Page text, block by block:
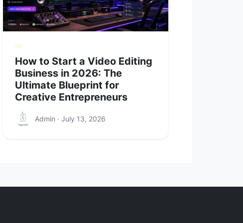
How to Start a Video Editing
Business in 2026: The
Ultimate Blueprint for
Creative Entrepreneurs
Admin · July 13, 2026